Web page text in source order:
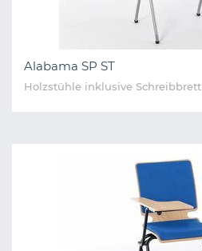
Alabama SP ST
Holzstühle inklusive Schreibbrett